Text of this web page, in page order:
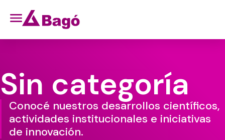
Sin categoría
Conocé nuestros desarrollos científicos,
actividades institucionales e iniciativas
de innovación.